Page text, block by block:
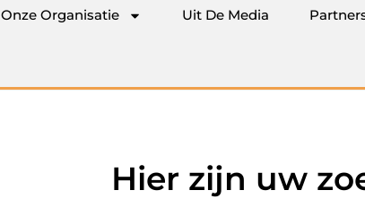
Onze Organisatie Uit De Media
Hier zijn uw